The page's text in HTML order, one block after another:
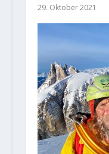
29. Oktober 2021